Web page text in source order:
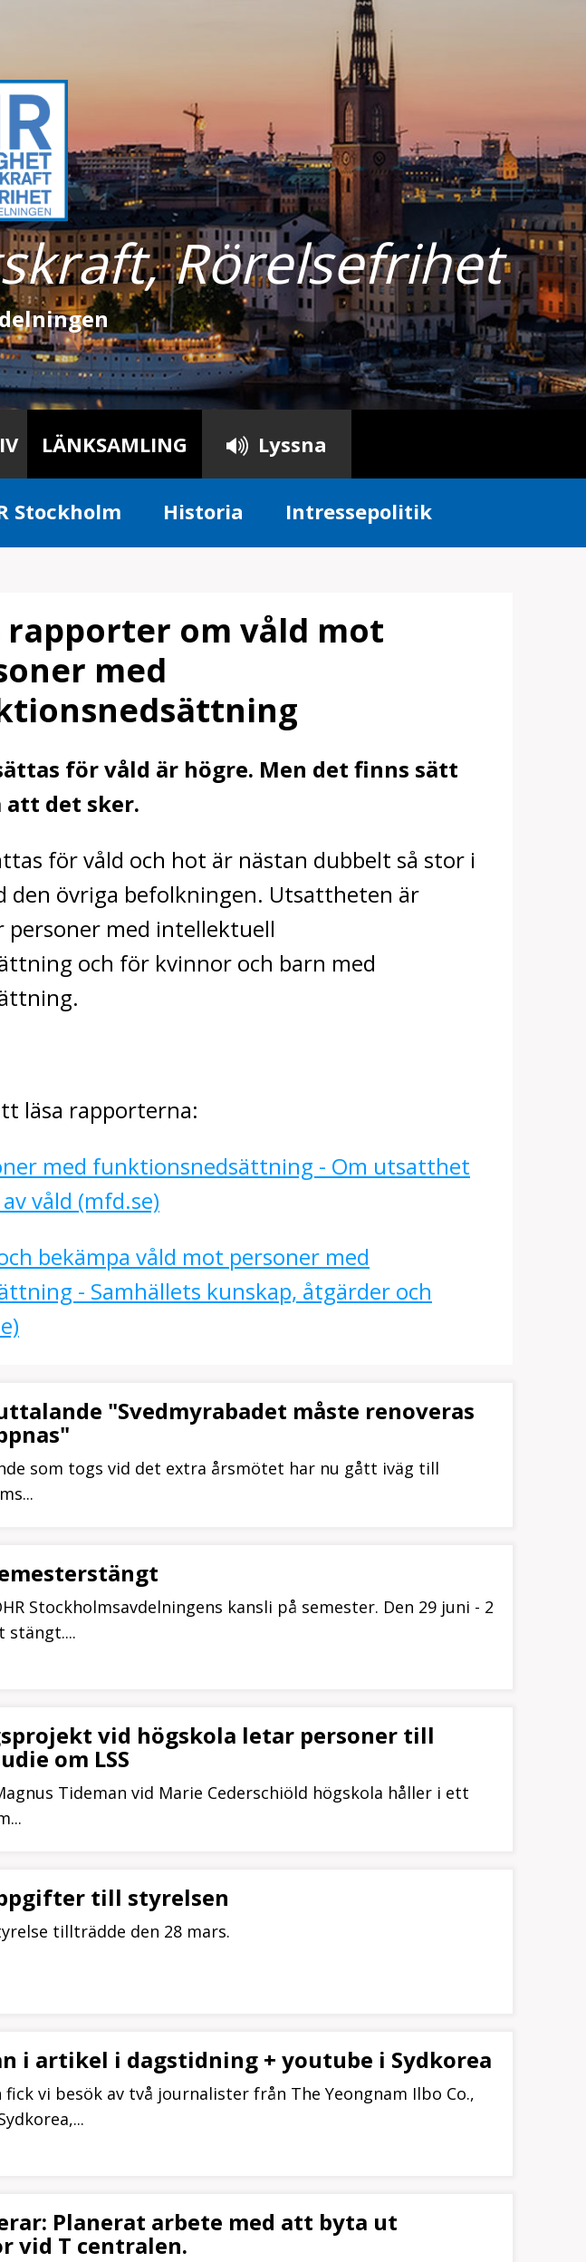
Rörelsefrihet
LÄNKSAMLING Lyssna
Stockholm Historia Intressepolitik
rapporter om våld mot
med
för våld är högre. Men det finns sätt
det sker.
för våld och hot är nästan dubbelt så stor i
den övriga befolkningen. Utsattheten är
personer med intellektuell
och för kvinnor och barn med
läsa rapporterna:
med funktionsnedsättning - Om utsatthet
våld (mfd.se)
bekämpa våld mot personer med
- Samhällets kunskap, åtgärder och
"Svedmyrabadet måste renoveras
som togs vid det extra årsmötet har nu gått iväg till
Stockholmsavdelningens kansli på semester. Den 29 juni - 2
stängt....
vid högskola letar personer till
om LSS
Tideman vid Marie Cederschiöld högskola håller i ett
till styrelsen
tillträdde den 28 mars.
i artikel i dagstidning + youtube i Sydkorea
vi besök av två journalister från The Yeongnam Ilbo Co.,
Planerat arbete med att byta ut
vid T centralen.